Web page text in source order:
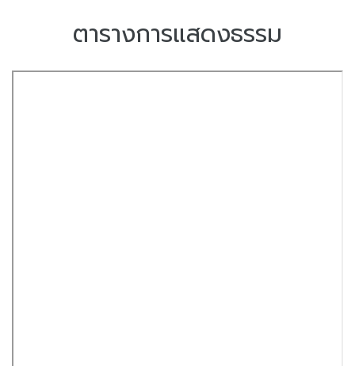
ตารางการแสดงธรรม